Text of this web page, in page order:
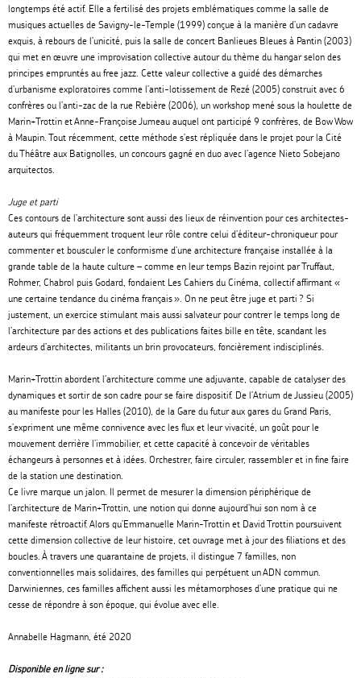
longtemps été actif. Elle a fertilisé des projets emblématiques comme la salle de
musiques actuelles de Savigny-le-Temple (1999) conçue à la manière d’un cadavre
exquis, à rebours de l’unicité, puis la salle de concert Banlieues Bleues à Pantin (2003)
qui met en œuvre une improvisation collective autour du thème du hangar selon des
principes empruntés au free jazz. Cette valeur collective a guidé des démarches
d’urbanisme exploratoires comme l’anti-lotissement de Rezé (2005) construit avec 6
confrères ou l’anti-zac de la rue Rebière (2006), un workshop mené sous la houlette de
Marin+Trottin et Anne-Françoise Jumeau auquel ont participé 9 confrères, de Bow Wow
à Maupin. Tout récemment, cette méthode s’est répliquée dans le projet pour la Cité
du Théâtre aux Batignolles, un concours gagné en duo avec l’agence Nieto Sobejano
arquitectos.
Juge et parti
Ces contours de l’architecture sont aussi des lieux de réinvention pour ces architectes-
auteurs qui fréquemment troquent leur rôle contre celui d’éditeur-chroniqueur pour
commenter et bousculer le conformisme d’une architecture française installée à la
grande table de la haute culture – comme en leur temps Bazin rejoint par Truffaut,
Rohmer, Chabrol puis Godard, fondaient Les Cahiers du Cinéma, collectif affirmant «
une certaine tendance du cinéma français ». On ne peut être juge et parti ? Si
justement, un exercice stimulant mais aussi salvateur pour contrer le temps long de
l’architecture par des actions et des publications faites bille en tête, scandant les
ardeurs d’architectes, militants un brin provocateurs, foncièrement indisciplinés.
Marin+Trottin abordent l’architecture comme une adjuvante, capable de catalyser des
dynamiques et sortir de son cadre pour se faire dispositif. De l’Atrium de Jussieu (2005)
au manifeste pour les Halles (2010), de la Gare du futur aux gares du Grand Paris,
s’expriment une même connivence avec les flux et leur vivacité, un goût pour le
mouvement derrière l’immobilier, et cette capacité à concevoir de véritables
échangeurs à personnes et à idées. Orchestrer, faire circuler, rassembler et in fine faire
de la station une destination.
Ce livre marque un jalon. Il permet de mesurer la dimension périphérique de
l’architecture de Marin+Trottin, une notion qui donne aujourd’hui son nom à ce
manifeste rétroactif. Alors qu’Emmanuelle Marin-Trottin et David Trottin poursuivent
cette dimension collective de leur histoire, cet ouvrage met à jour des filiations et des
boucles. À travers une quarantaine de projets, il distingue 7 familles, non
conventionnelles mais solidaires, des familles qui perpétuent un ADN commun.
Darwiniennes, ces familles affichent aussi les métamorphoses d’une pratique qui ne
cesse de répondre à son époque, qui évolue avec elle.
Annabelle Hagmann, été 2020
Disponible en ligne sur :